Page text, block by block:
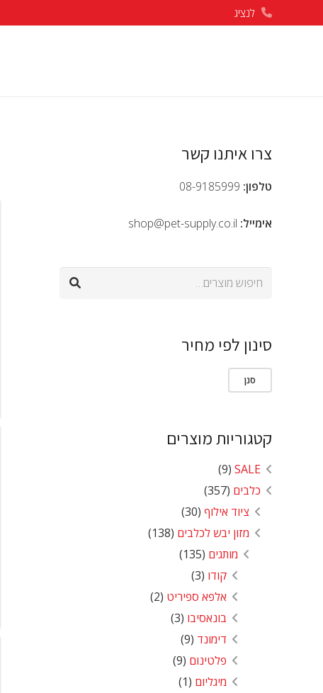
לנציג
צרו איתנו קשר
טלפון:
אימייל:
חיפוש
סינון לפי מחיר
סנן
קטגוריות מוצרים
SALE
(9)
כלבים (357)
ציוד אילוף (30)
מזון יבש לכלבים (138)
מותגים (135)
קודו (3)
אלפא ספיריט (2)
בונאסיבו (3)
דימונד (9)
פלטינום (9)
מיגליום (1)